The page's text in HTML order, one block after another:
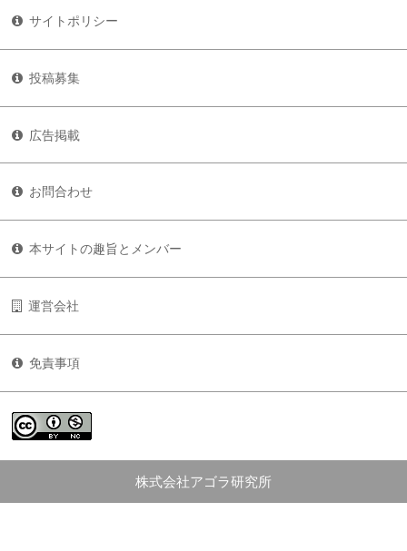
サイトポリシー
投稿募集
広告掲載
お問合わせ
本サイトの趣旨とメンバー
運営会社
免責事項
株式会社アゴラ研究所